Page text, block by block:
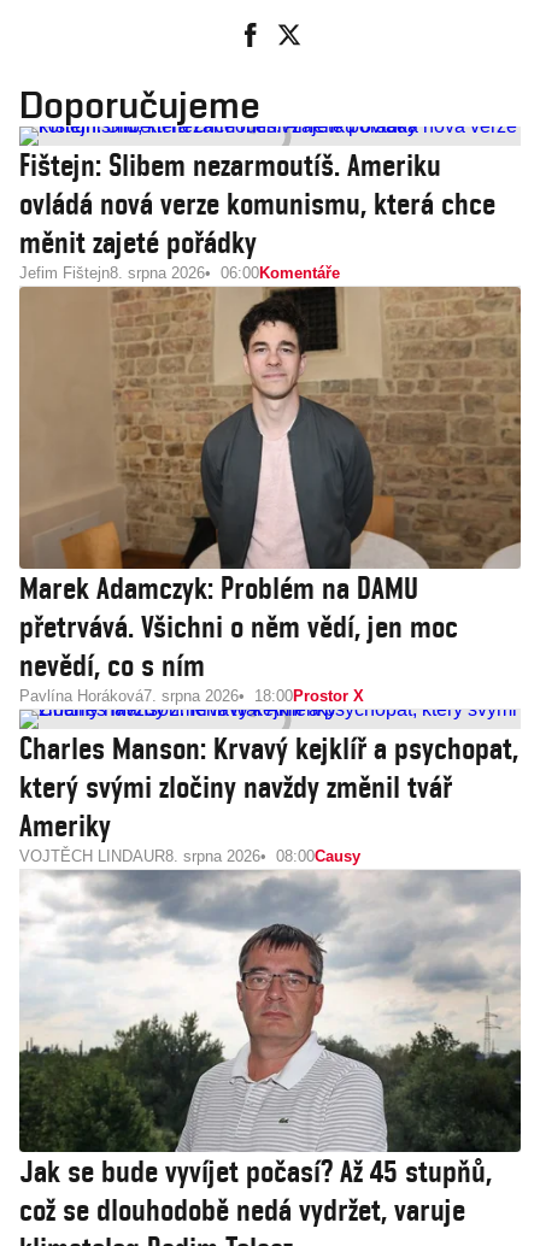
Doporučujeme
Fištejn: Slibem nezarmoutíš. Ameriku
ovládá nová verze komunismu, která chce
měnit zajeté pořádky
Jefim Fištejn8. srpna 2026 06:00Komentáře
Marek Adamczyk: Problém na DAMU
přetrvává. Všichni o něm vědí, jen moc
nevědí, co s ním
Pavlína Horáková7. srpna 2026 18:00Prostor X
Charles Manson: Krvavý kejklíř a psychopat,
který svými zločiny navždy změnil tvář
Ameriky
VOJTĚCH LINDAUR8. srpna 2026 08:00Causy
Jak se bude vyvíjet počasí? Až 45 stupňů,
což se dlouhodobě nedá vydržet, varuje